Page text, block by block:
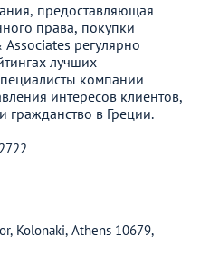
предоставляющая
права, покупки
регулярно
лучших
компании
интересов клиентов,
в Греции.
Kolonaki, Athens 10679,